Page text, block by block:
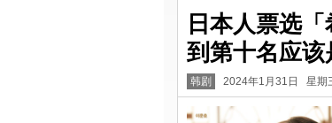
日本人票选
到第十名应
韩剧 2024年1月31日 星期